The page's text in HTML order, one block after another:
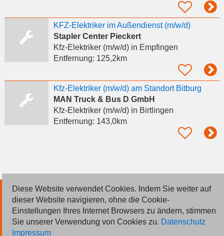
KFZ-Elektriker im Außendienst (m/w/d)
Stapler Center Pieckert
Kfz-Elektriker (m/w/d)in Empfingen
Entfernung: 125,2km
Kfz-Elektriker (m/w/d) am Standort Bitburg
MAN Truck & Bus D GmbH
Kfz-Elektriker (m/w/d)in Birtlingen
Entfernung: 143,0km
© 2026 Deutsche Jobmarkt GmbH
Inserieren
Diese Website verwendet Cookies. Indem Sie weiter auf
dieser Website navigieren, ohne die Cookie-
Einstellungen Ihres Internet Browsers zu ändern, stimmen
Sie unserer Verwendung von Cookies zu. Datenschutz
Impressum